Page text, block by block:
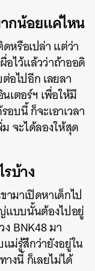
กน้อยแค่ไหน
หรือเปล่า แต่ว่า
อไว้แล้วว่าถ้าออดิ
อไปอีก เลยลา
นเตอร์ฯ เพื่อให้มี
อบนี้ ก็จะเอาเวลา
ม จะได้ลองให้สุด
บ้าง
มาเปิดหาเด็กไป
แบบนั้นต้องไปอยู่
BNK48 มา
ม่รู้สึกว่ายังอยู่ใน
งนี้ ก็เลยไม่ได้